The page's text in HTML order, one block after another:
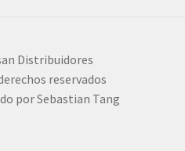
Distribuidores
reservados
por Sebastian Tang